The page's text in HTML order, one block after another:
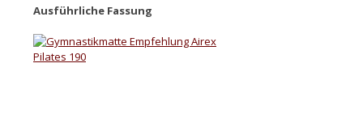
Ausführliche Fassung